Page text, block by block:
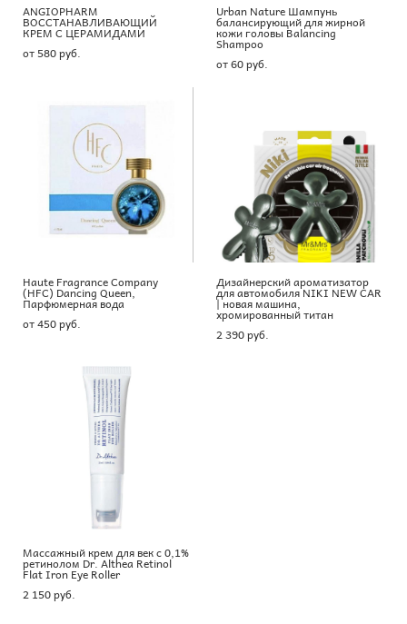
ANGIOPHARM
ВОССТАНАВЛИВАЮЩИЙ
КРЕМ С ЦЕРАМИДАМИ
от 580 pуб.
Urban Nature Шампунь
балансирующий для жирной
кожи головы Balancing
Shampoo
от 60 pуб.
Haute Fragrance Company
(HFC) Dancing Queen,
Парфюмерная вода
от 450 pуб.
Дизайнерский ароматизатор
для автомобиля NIKI NEW CAR
| новая машина,
хромированный титан
2 390 pуб.
Массажный крем для век с 0,1%
ретинолом Dr. Althea Retinol
Flat Iron Eye Roller
2 150 pуб.